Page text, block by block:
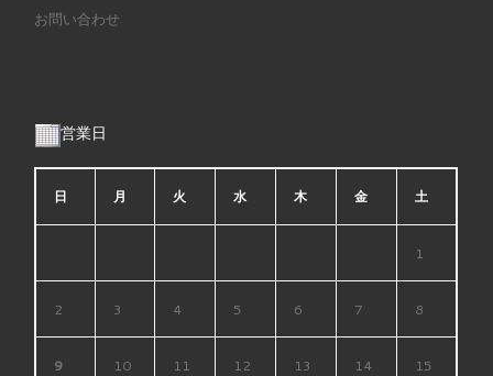
お問い合わせ
営業日
日 月 火 水 木 金 土
1
2 3 4 5 6 7 8
9 10 11 12 13 14 15